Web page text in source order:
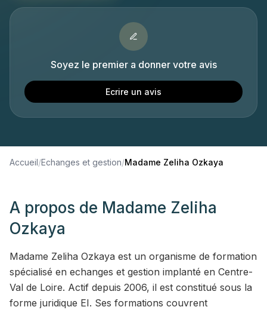
Soyez le premier a donner votre avis
Ecrire un avis
Accueil/Echanges et gestion/Madame Zeliha Ozkaya
A propos de Madame Zeliha
Ozkaya
Madame Zeliha Ozkaya est un organisme de formation
spécialisé en echanges et gestion implanté en Centre-
Val de Loire. Actif depuis 2006, il est constitué sous la
forme juridique EI. Ses formations couvrent